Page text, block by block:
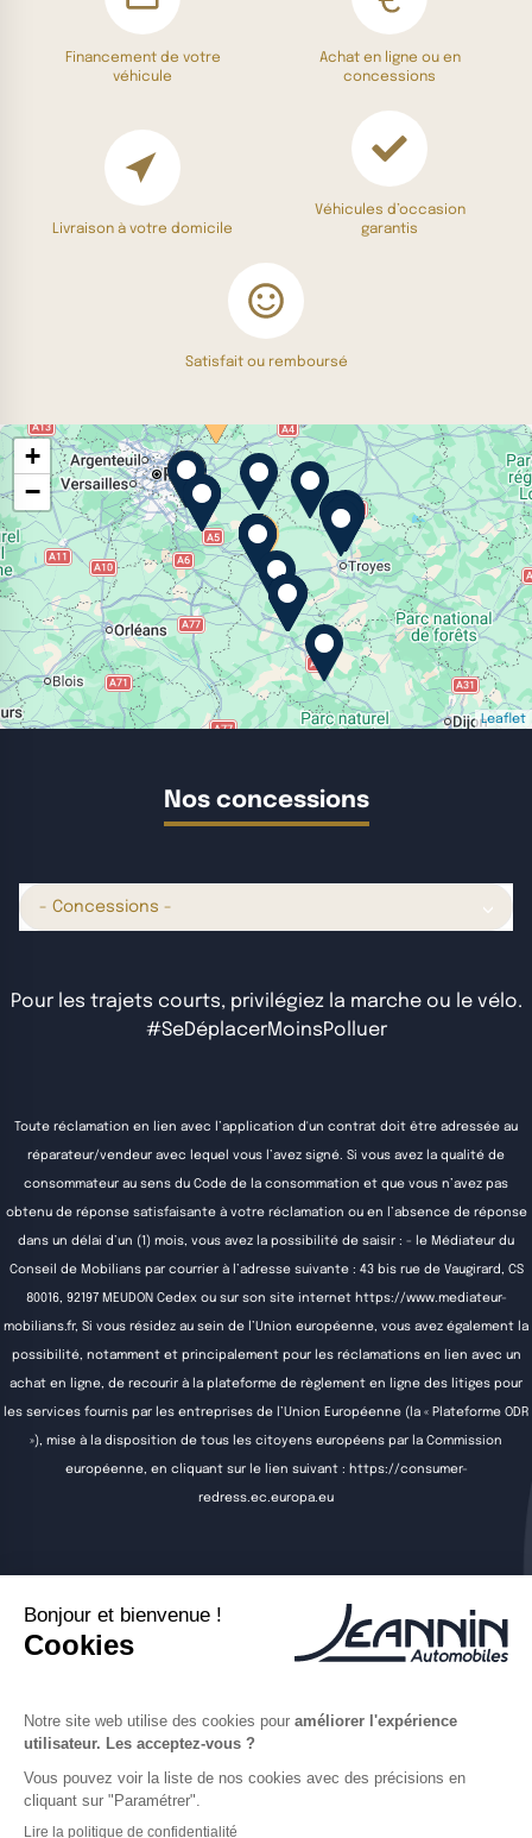
Financement de votre
véhicule
Achat en ligne ou en
concessions
Livraison à votre domicile
Véhicules d’occasion
garantis
Satisfait ou remboursé
+
−
Leaflet
Nos concessions
- Concessions -
Pour les trajets courts, privilégiez la marche ou le vélo.
#SeDéplacerMoinsPolluer
Toute réclamation en lien avec l’application d'un contrat doit être adressée au
réparateur/vendeur avec lequel vous l’avez signé. Si vous avez la qualité de
consommateur au sens du Code de la consommation et que vous n’avez pas
obtenu de réponse satisfaisante à votre réclamation ou en l’absence de réponse
dans un délai d’un (1) mois, vous avez la possibilité de saisir : - le Médiateur du
Conseil de Mobilians par courrier à l’adresse suivante : 43 bis rue de Vaugirard, CS
80016, 92197 MEUDON Cedex ou sur son site internet https://www.mediateur-
mobilians.fr, Si vous résidez au sein de l’Union européenne, vous avez également la
possibilité, notamment et principalement pour les réclamations en lien avec un
achat en ligne, de recourir à la plateforme de règlement en ligne des litiges pour
les services fournis par les entreprises de l’Union Européenne (la « Plateforme ODR
»), mise à la disposition de tous les citoyens européens par la Commission
européenne, en cliquant sur le lien suivant : https://consumer-
redress.ec.europa.eu
Acheter Vendre Entretenir Louer
Actualités
Contact
Offres d'emploi